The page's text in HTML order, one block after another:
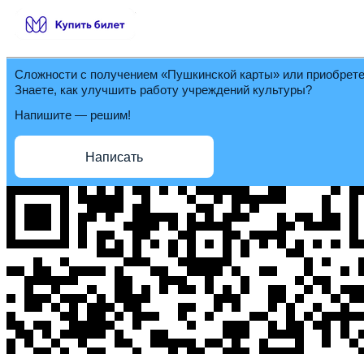
Сложности с получением «Пушкинской карты» или
Знаете, как улучшить работу учреждений культуры?
Напишите — решим!
Написать